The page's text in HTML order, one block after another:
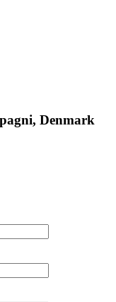
Denmark